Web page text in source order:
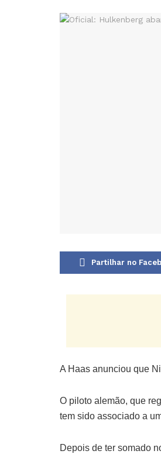
Partilhar no
A Haas anunciou que
O piloto alemão, que
tem sido associado a
Depois de ter somado